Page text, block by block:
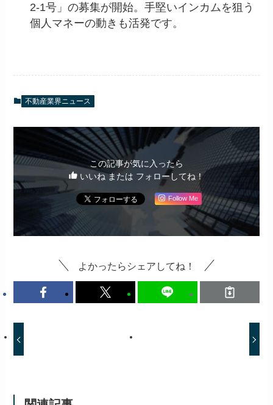
2-1号」の募集が開始。手堅いインカムを狙う
個人マネーの動きも活発です。
不動産業界ニュース
この記事が気に入ったら
いいね または フォローしてね！
Follow Me
よかったらシェアしてね！